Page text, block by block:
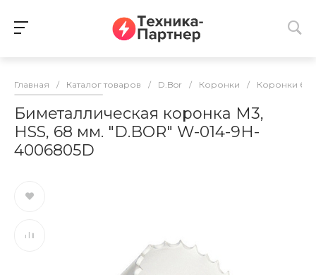
Главная / Каталог товаров / D.Bor / Коронки / Коронки
Биметаллическая коронка М3,
HSS, 68 мм. "D.BOR" W-014-9H-
4006805D